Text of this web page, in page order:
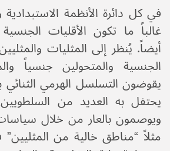
في كل دائرة الأنظمة
غالباً ما تكون الأقليات
أيضاً. يُنظر إلى المثليات
الجنسية والمتحولين جنسياً
يقوضون التسلسل الهرمي
يحتفل به العديد من
ويوصمون بالعار من خلال
مثلاً “مناطق خالية من